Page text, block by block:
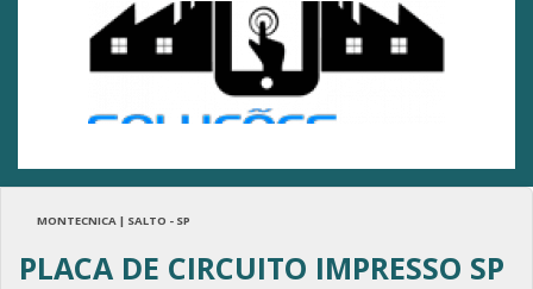
MONTECNICA | SALTO - SP
PLACA DE CIRCUITO IMPRESSO SP